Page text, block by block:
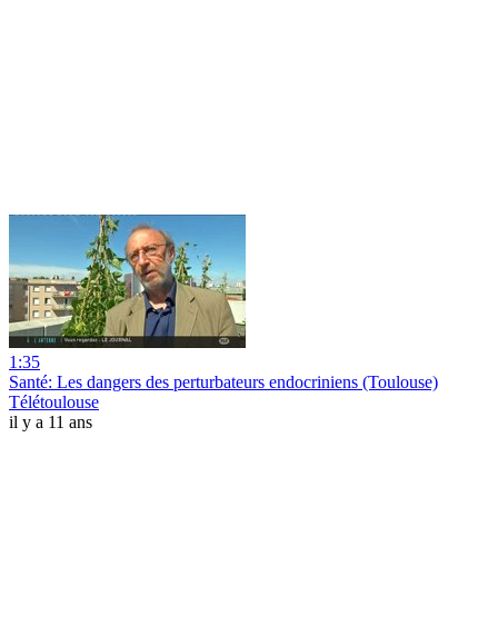
1:35
Santé: Les dangers des perturbateurs endocriniens (Toulouse)
Télétoulouse
il y a 11 ans